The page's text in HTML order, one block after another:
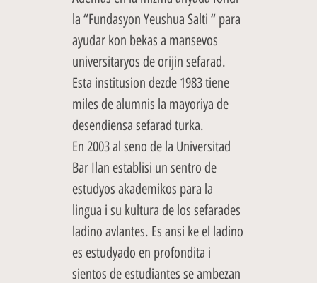
la “Fundasyon Yeushua Salti “ para
ayudar kon bekas a mansevos
universitaryos de orijin sefarad.
Esta institusion dezde 1983 tiene
miles de alumnis la mayoriya de
desendiensa sefarad turka.
En 2003 al seno de la Universitad
Bar Ilan establisi un sentro de
estudyos akademikos para la
lingua i su kultura de los sefarades
ladino avlantes. Es ansi ke el ladino
es estudyado en profondita i
sientos de estudiantes se ambezan